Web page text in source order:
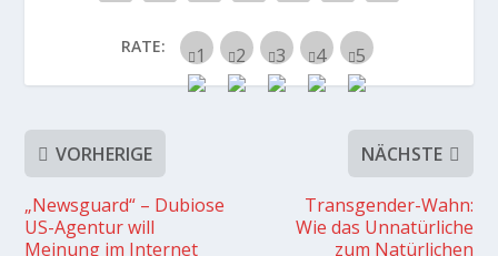
RATE:
VORHERIGE
„Newsguard“ – Dubiose
US-Agentur will
Meinung im Internet
NÄCHSTE
Transgender-Wahn:
Wie das Unnatürliche
zum Natürlichen